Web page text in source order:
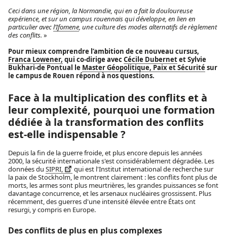
Ceci dans une région, la Normandie, qui en a fait la douloureuse
expérience, et sur un campus rouennais qui développe, en lien en
particulier avecl’Ifomene, une culture des modes alternatifs de règlement
des conflits. »
Pour mieux comprendre l’ambition de ce nouveau cursus,
Franca Lowener, qui co-dirige avecCécile Dubernetet Sylvie
Bukhari-de Pontual le Master Géopolitique, Paix et Sécurité sur
le campus de Rouen répond à nos questions.
Face à la multiplication des conflits et à
leur complexité, pourquoi une formation
dédiée à la transformation des conflits
est-elle indispensable ?
Depuis la fin de la guerre froide, et plus encore depuis les années
2000, la sécurité internationale s'est considérablement dégradée. Les
données du SIPRI,
qui est l'Institut international de recherche sur
la paix de Stockholm, le montrent clairement : les conflits font plus de
morts, les armes sont plus meurtrières, les grandes puissances se font
davantage concurrence, et les arsenaux nucléaires grossissent. Plus
récemment, des guerres d'une intensité élevée entre États ont
resurgi, y compris en Europe.
Des conflits de plus en plus complexes